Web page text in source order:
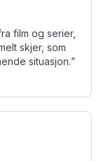
film og serier,
skjer, som
situasjon.”